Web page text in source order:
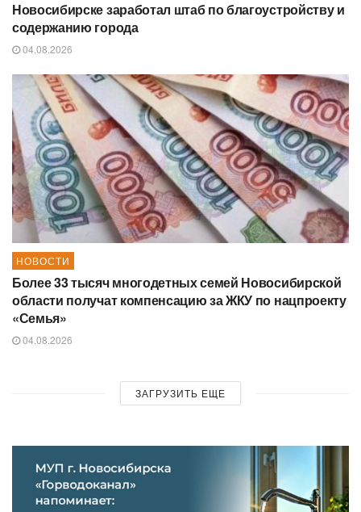
Новосибирске заработал штаб по благоустройству и
содержанию города
04.08.2026
НОВОСТИ
Более 33 тысяч многодетных семей Новосибирской
области получат компенсацию за ЖКУ по нацпроекту
«Семья»
04.08.2026
ЗАГРУЗИТЬ ЕЩЕ